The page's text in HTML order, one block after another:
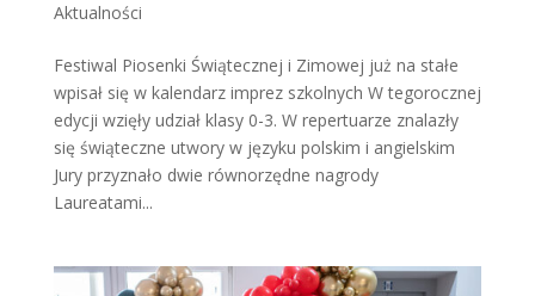
Aktualności
Festiwal Piosenki Świątecznej i Zimowej już na stałe
wpisał się w kalendarz imprez szkolnych W tegorocznej
edycji wzięły udział klasy 0-3. W repertuarze znalazły
się świąteczne utwory w języku polskim i angielskim
Jury przyznało dwie równorzędne nagrody
Laureatami...